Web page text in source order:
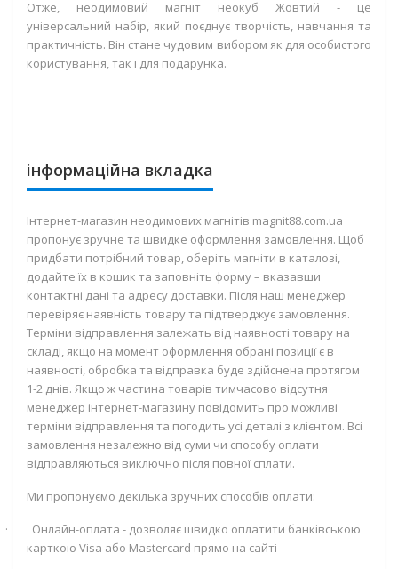
Отже, неодимовий магніт неокуб Жовтий - це
універсальний набір, який поєднує творчість, навчання та
практичність. Він стане чудовим вибором як для особистого
користування, так і для подарунка.
інформаційна вкладка
Інтернет-магазин неодимових магнітів magnit88.com.ua
пропонує зручне та швидке оформлення замовлення. Щоб
придбати потрібний товар, оберіть магніти в каталозі,
додайте їх в кошик та заповніть форму – вказавши
контактні дані та адресу доставки. Після наш менеджер
перевіряє наявність товару та підтверджує замовлення.
Терміни відправлення залежать від наявності товару на
складі, якщо на момент оформлення обрані позиції є в
наявності, обробка та відправка буде здійснена протягом
1-2 днів. Якщо ж частина товарів тимчасово відсутня
менеджер інтернет-магазину повідомить про можливі
терміни відправлення та погодить усі деталі з клієнтом. Всі
замовлення незалежно від суми чи способу оплати
відправляються виключно після повної сплати.
Ми пропонуємо декілька зручних способів оплати:
·
Онлайн-оплата - дозволяє швидко оплатити банківською
карткою Visa або Mastercard прямо на сайті